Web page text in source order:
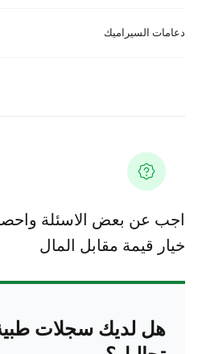
دعامات السيراميك
اجب عن بعض الاسئلة
خيار قيمة مقابل المال
هل لديك سجلات طبية